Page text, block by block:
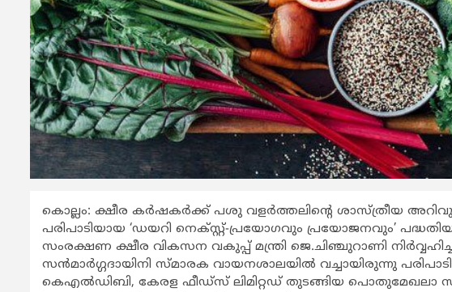
കൊല്ലം: ക്ഷീര കര്‍ഷകര്‍ക്ക് പശു വളര്‍ത്തലിന്‍റെ ശാസ്ത്രീയ
പരിപാടിയായ ‘ഡയറി നെക്സ്റ്റ്-പ്രയോഗവും പ്രയോജനവും’
സംരക്ഷണ ക്ഷീര വികസന വകുപ്പ് മന്ത്രി ജെ.ചിഞ്ചുറാണി
സന്‍മാര്‍ഗ്ഗദായിനി സ്മാരക വായനശാലയില്‍ വച്ചായിരുന്നു
കെഎല്‍ഡിബി, കേരള ഫീഡ്സ് ലിമിറ്റഡ് തുടങ്ങിയ പൊതുമേഖലാ